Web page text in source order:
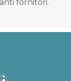
fornitori.